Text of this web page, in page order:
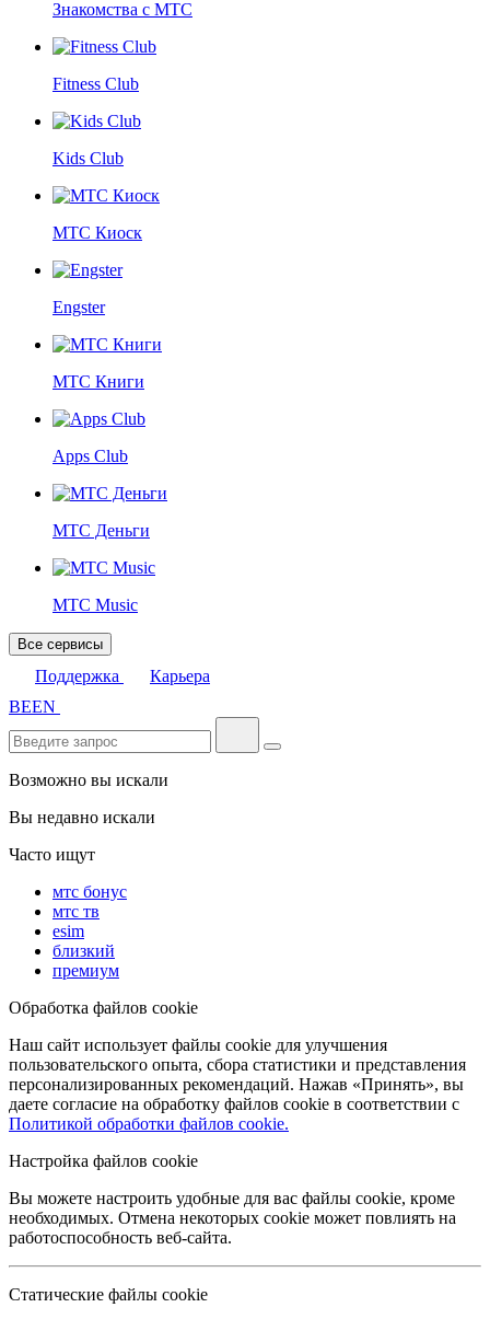
Знакомства с МТС
Fitness Club
Kids Club
МТС Киоск
Engster
МТС Книги
Apps Club
МТС Деньги
МТС Music
Все сервисы
Поддержка
Карьера
BEEN
Возможно вы искали
Вы недавно искали
Часто ищут
мтс бонус
мтс тв
esim
близкий
премиум
Обработка файлов cookie
Наш сайт использует файлы cookie для улучшения
пользовательского опыта, сбора статистики и представления
персонализированных рекомендаций. Нажав «Принять», вы
даете согласие на обработку файлов cookie в соответствии с
Политикой обработки файлов cookie.
Настройка файлов cookie
Вы можете настроить удобные для вас файлы cookie, кроме
необходимых. Отмена некоторых cookie может повлиять на
работоспособность веб-сайта.
Статические файлы cookie